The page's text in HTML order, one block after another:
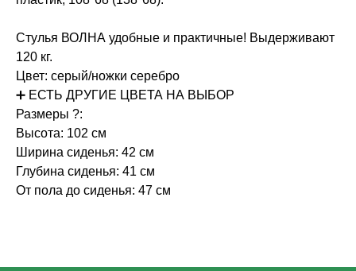
Стулья ВОЛНА удобные и практичные! Выдерживают
120 кг.
Цвет: серый/ножки серебро
➕ ЕСТЬ ДРУГИЕ ЦВЕТА НА ВЫБОР
Размеры ?:
Высота: 102 см
Ширина сиденья: 42 см
Глубина сиденья: 41 см
От пола до сиденья: 47 см